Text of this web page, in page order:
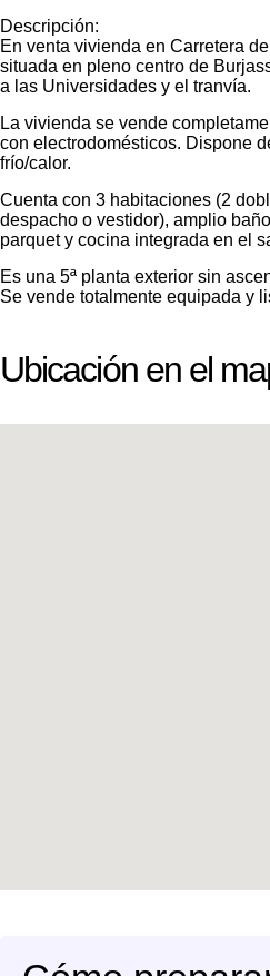
Descripción:
En venta vivienda en Carretera
situada en pleno centro de
a las Universidades y el tranvía.
La vivienda se vende
con electrodomésticos. Dispone
frío/calor.
Cuenta con 3 habitaciones (2
despacho o vestidor), amplio
parquet y cocina integrada en el
Es una 5ª planta exterior sin
Se vende totalmente equipada y
Ubicación en el